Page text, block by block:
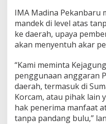
IMA Madina Pekanbaru
mandek di level atas
ke daerah, upaya
akan menyentuh akar
“Kami meminta
penggunaan anggaran
daerah, termasuk di
Korcam, atau pihak
hak penerima manfaat
tanpa pandang bulu,”